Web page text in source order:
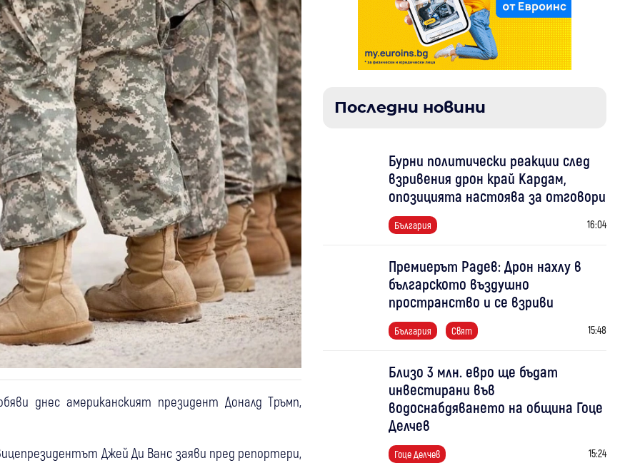
днес американският президент Доналд Тръмп,
Джей Ди Ванс заяви пред репортери,
Последни новини
Бурни политически реакции след
взривения дрон край Кардам,
опозицията настоява за отговори
България 16:04
Премиерът Радев: Дрон нахлу в
българското въздушно
пространство и се взриви
България Свят 15:48
Близо 3 млн. евро ще бъдат
инвестирани във
водоснабдяването на община Гоце
Делчев
Гоце Делчев 15:24